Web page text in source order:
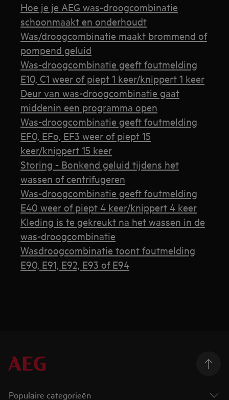
Hoe je je AEG was-droogcombinatie
schoonmaakt en onderhoudt
Was/droogcombinatie maakt brommend of
pompend geluid
Was-droogcombinatie geeft foutmelding
E10, C1 weer of piept 1 keer/knippert 1 keer
Deur van was-droogcombinatie gaat
middenin een programma open
Was-droogcombinatie geeft foutmelding
EF0, EFo, EF3 weer of piept 15
keer/knippert 15 keer
Storing - Bonkend geluid tijdens het
wassen of centrifugeren
Was-droogcombinatie geeft foutmelding
E40 weer of piept 4 keer/knippert 4 keer
Kleding is te gekreukt na het wassen in de
was-droogcombinatie
Wasdroogcombinatie toont foutmelding
E90, E91, E92, E93 of E94
Populaire categorieën